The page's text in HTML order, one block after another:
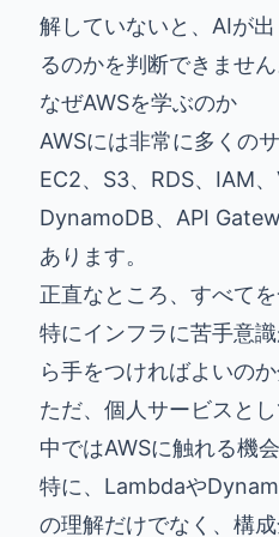
解していないと、AIが
るのかを判断できませ
なぜAWSを学ぶのか
AWSには非常に多くの
EC2、S3、RDS、IAM
DynamoDB、API
あります。
正直なところ、すべて
特にインフラに苦手意
ら手をつければよいの
ただ、個人サービスと
中ではAWSに触れる機
特に、Lambdaや
の理解だけでなく、構